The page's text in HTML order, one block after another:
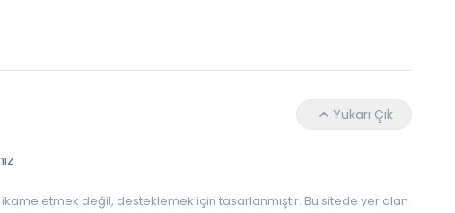
Yukarı Çık
etmek değil, desteklemek için tasarlanmıştır. Bu sitede yer alan